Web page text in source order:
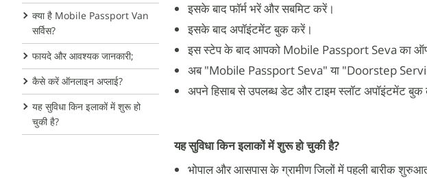
क्या है Mobile Passport Van
सर्विस?
फायदे और आवश्यक जानकारी;
कैसे करें ऑनलाइन अप्लाई?
यह सुविधा किन इलाकों में शुरू हो
चुकी है?
इसके बाद फॉर्म भरें और सबमिट करें।
इसके बाद अपॉइंटमेंट बुक करें।
इस स्टेप के बाद आपको Mobile Passport Seva का
अब "Mobile Passport Seva" या "Doorstep
अपने हिसाब से उपलब्ध डेट और टाइम स्लॉट अपॉइंटमेंट बुक
यह सुविधा किन इलाकों में शुरू हो चुकी है?
भोपाल और आसपास के ग्रामीण जिलों में पहली बारीक